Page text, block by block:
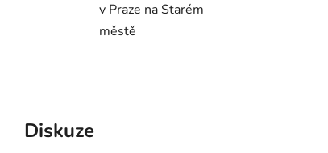
v Praze na Starém
městě
Diskuze